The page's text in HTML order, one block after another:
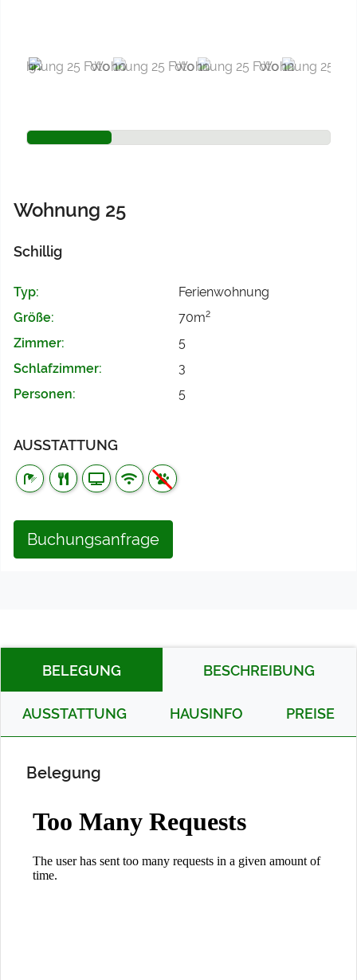
Wohnung 25
Schillig
Typ:
Ferienwohnung
Größe:
70m2
Zimmer:
5
Schlafzimmer:
3
Personen:
5
AUSSTATTUNG
Buchungsanfrage
BELEGUNG BESCHREIBUNG
AUSSTATTUNG HAUSINFO PREISE
Belegung